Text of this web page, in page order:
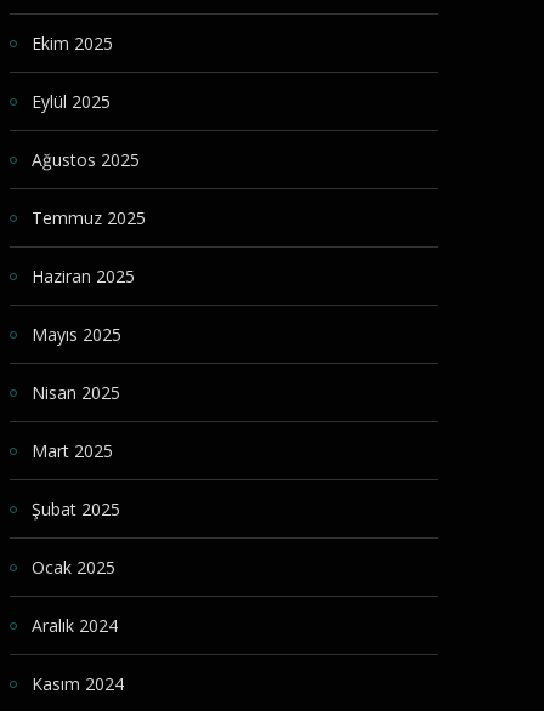
Ekim 2025
Eylül 2025
Ağustos 2025
Temmuz 2025
Haziran 2025
Mayıs 2025
Nisan 2025
Mart 2025
Şubat 2025
Ocak 2025
Aralık 2024
Kasım 2024